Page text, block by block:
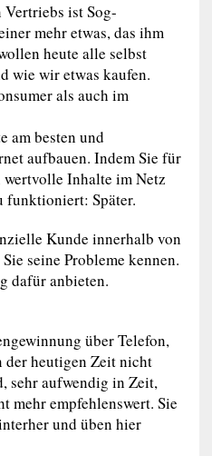
Vertriebs ist Sog-
mehr etwas, das ihm
heute alle selbst
wie wir etwas kaufen.
als auch im
am besten und
aufbauen. Indem Sie für
Inhalte im Netz
funktioniert: Später.
Kunde innerhalb von
seine Probleme kennen.
dafür anbieten.
über Telefon,
heutigen Zeit nicht
sehr aufwendig in Zeit,
mehr empfehlenswert. Sie
und üben hier